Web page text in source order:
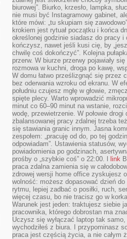
biurowej”. Biurko, krzesło, lampka,
nie musi być Instagramowy gabinet,
które mówi: „tu skupiam się
krokiem jest rytuał początku i końca
określonej godzinie siadasz do pracy i
kończysz, nawet jeśli kusi cię, by
chwilę coś dokończyć”. Kolejna
przerw. W biurze przerwy pojawiały się
rozmowa w kuchni, droga po kawę,
W domu łatwo prześlizgnąć się przez
bez oderwania wzroku od ekranu. W
południu czujesz mgłę w głowie,
spięte plecy. Warto wprowadzić
minut co 60–90 minut na wstanie,
wodę, przewietrzenie. W połowie drogi
zbalansowanej pracy zdalnej trzeba
się stawiania granic innym. Jasna
zespołem: „pracuję od do, po tej
odpowiadam”. Ustawienia statusów,
powiadomienia po godzinach,
prośby o „szybkie coś” o 22:00. l
link
praca zdalna zamienia się w
zdrowej wersji home office zyskujesz
wolność: możesz dopasować dzień do
rytmu, lepiej zadbać o posiłki, ruch,
więcej czasu, bo nie tracisz go w
Warunek jest jeden: traktujesz siebie
pracownika, którego dobrostan ma
Uczysz się wyłączać laptop tak
wychodziłeś z biura. I przypominasz
praca jest częścią życia, a nie całym